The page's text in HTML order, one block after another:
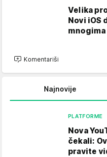
Velika
Novi iOS
Komentariši
Najnovije
PLATFORME
Nova
čekali:
pravite